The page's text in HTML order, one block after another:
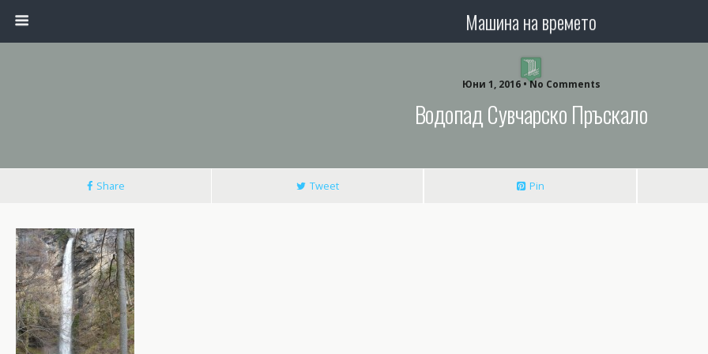
Машина на времето
Юни 1, 2016 • No Comments
Водопад Сувчарско Пръскало
Share Tweet Pin